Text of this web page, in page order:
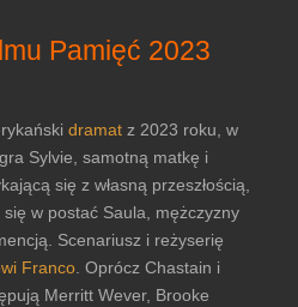
Pamięć 2023
dramat z 2023 roku, w
Sylvie, samotną matkę i
się z własną przeszłością,
w postać Saula, mężczyzny
Scenariusz i reżyserię
Franco . Oprócz Chastain i
Merritt Wever, Brooke